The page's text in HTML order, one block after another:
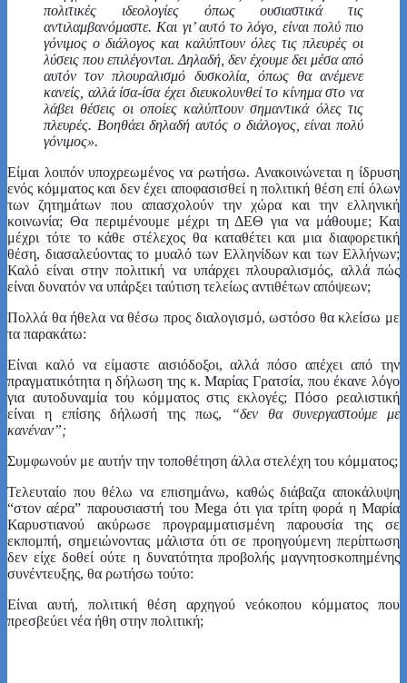
πολιτικές ιδεολογίες όπως ουσιαστικά τις
αντιλαμβανόμαστε. Και γι’ αυτό το λόγο, είναι πολύ πιο
γόνιμος ο διάλογος και καλύπτουν όλες τις πλευρές οι
λύσεις που επιλέγονται. Δηλαδή, δεν έχουμε δει μέσα από
αυτόν τον πλουραλισμό δυσκολία, όπως θα ανέμενε
κανείς, αλλά ίσα-ίσα έχει διευκολυνθεί το κίνημα στο να
λάβει θέσεις οι οποίες καλύπτουν σημαντικά όλες τις
πλευρές. Βοηθάει δηλαδή αυτός ο διάλογος, είναι πολύ
γόνιμος».
Είμαι λοιπόν υποχρεωμένος να ρωτήσω. Ανακοινώνεται η ίδρυση
ενός κόμματος και δεν έχει αποφασισθεί η πολιτική θέση επί όλων
των ζητημάτων που απασχολούν την χώρα και την ελληνική
κοινωνία; Θα περιμένουμε μέχρι τη ΔΕΘ για να μάθουμε; Και
μέχρι τότε το κάθε στέλεχος θα καταθέτει και μια διαφορετική
θέση, διασαλεύοντας το μυαλό των Ελληνίδων και των Ελλήνων;
Καλό είναι στην πολιτική να υπάρχει πλουραλισμός, αλλά πώς
είναι δυνατόν να υπάρξει ταύτιση τελείως αντιθέτων απόψεων;
Πολλά θα ήθελα να θέσω προς διαλογισμό, ωστόσο θα κλείσω με
τα παρακάτω:
Είναι καλό να είμαστε αισιόδοξοι, αλλά πόσο απέχει από την
πραγματικότητα η δήλωση της κ. Μαρίας Γρατσία, που έκανε λόγο
για αυτοδυναμία του κόμματος στις εκλογές; Πόσο ρεαλιστική
είναι η επίσης δήλωσή της πως,
“δεν θα συνεργαστούμε με
κανέναν”;
Συμφωνούν με αυτήν την τοποθέτηση άλλα στελέχη του κόμματος;
Τελευταίο που θέλω να επισημάνω, καθώς διάβαζα αποκάλυψη
“στον αέρα” παρουσιαστή του Mega ότι για τρίτη φορά η Μαρία
Καρυστιανού ακύρωσε προγραμματισμένη παρουσία της σε
εκπομπή, σημειώνοντας μάλιστα ότι σε προηγούμενη περίπτωση
δεν είχε δοθεί ούτε η δυνατότητα προβολής μαγνητοσκοπημένης
συνέντευξης, θα ρωτήσω τούτο:
Είναι αυτή, πολιτική θέση αρχηγού νεόκοπου κόμματος που
πρεσβεύει νέα ήθη στην πολιτική;